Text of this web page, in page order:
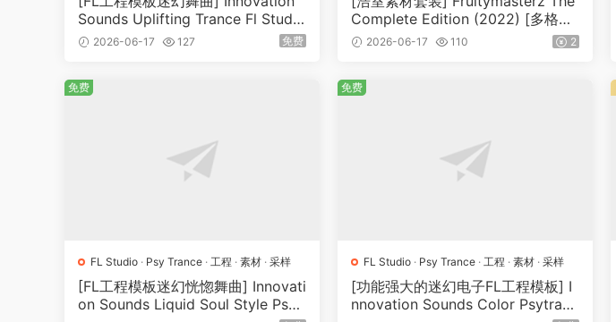
Sounds Uplifting Trance Fl Studio
20 Template Vol.1 [DAW Templat
2026-06-17 127 免费
Complete Edition (2022) [多格式]
（2.75GB）
2026-06-17 110 2
FL Studio · Psy Trance · 工程 · 素材 · 采样
[FL工程模板迷幻恍惚舞曲] Innovati
on Sounds Liquid Soul Style Psy
免费
FL Studio · Psy Trance · 工程 · 素材 · 采样
[功能强大的迷幻电子FL工程模板] I
nnovation Sounds Color Psytranc
免费